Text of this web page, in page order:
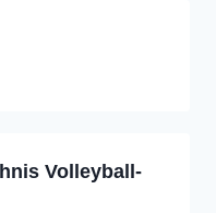
Volleyball-